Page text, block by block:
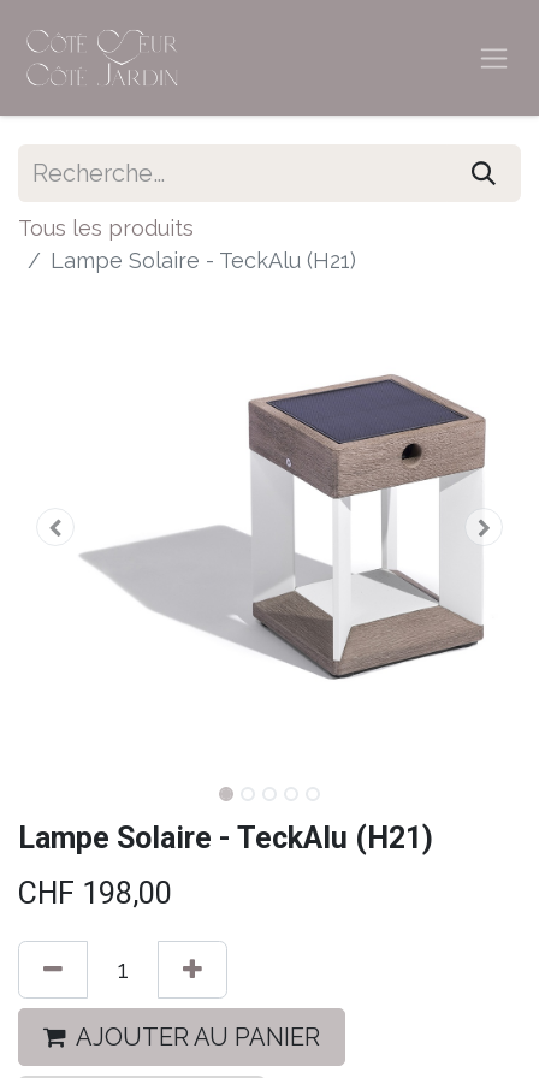
Tous les produits
Lampe Solaire - TeckAlu (H21)
Lampe Solaire - TeckAlu (H21)
CHF 198,00
AJOUTER AU PANIER